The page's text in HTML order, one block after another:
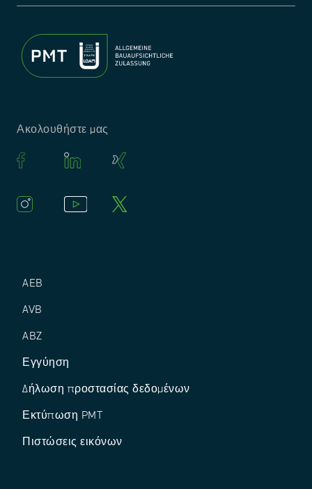
AEB
AVB
ABZ
Εγγύηση
Δήλωση προστασίας δεδομένων
Εκτύπωση PMT
Πιστώσεις εικόνων
Ακολουθήστε μας